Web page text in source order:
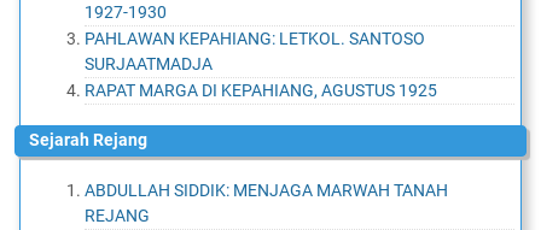
1927-1930
PAHLAWAN KEPAHIANG: LETKOL. SANTOSO
SURJAATMADJA
RAPAT MARGA DI KEPAHIANG, AGUSTUS 1925
Sejarah Rejang
ABDULLAH SIDDIK: MENJAGA MARWAH TANAH
REJANG